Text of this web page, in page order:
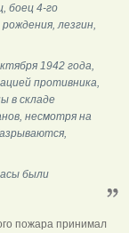
боец 4-го
лезгин,
1942 года,
противника,
в складе
несмотря на
были
пожара принимал